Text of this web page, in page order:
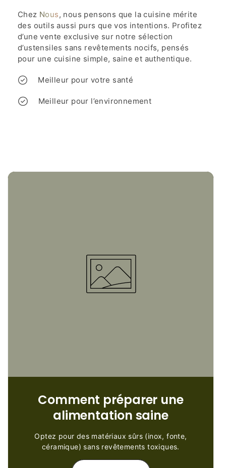
Chez Nous, nous pensons que la cuisine mérite
des outils aussi purs que vos intentions. Profitez
d’une vente exclusive sur notre sélection
d’ustensiles sans revêtements nocifs, pensés
pour une cuisine simple, saine et authentique.
Meilleur pour votre santé
Meilleur pour l’environnement
Comment préparer une
alimentation saine
Optez pour des matériaux sûrs (inox, fonte,
céramique) sans revêtements toxiques.